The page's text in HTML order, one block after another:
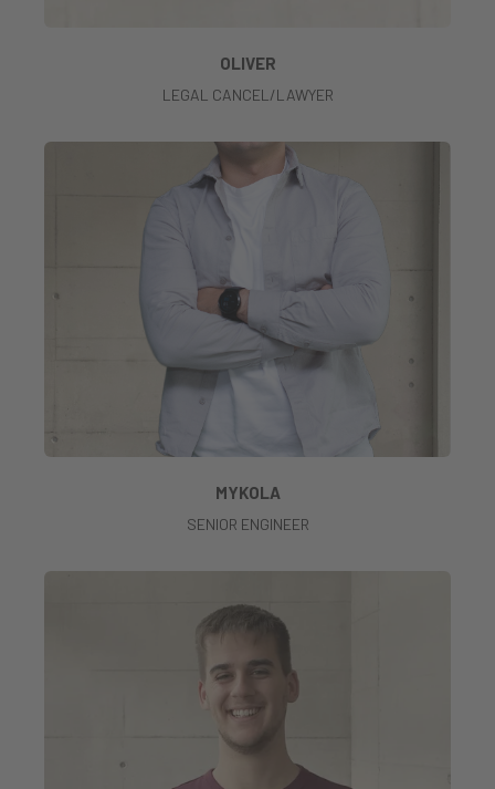
OLIVER
LEGAL CANCEL/LAWYER
MYKOLA
SENIOR ENGINEER